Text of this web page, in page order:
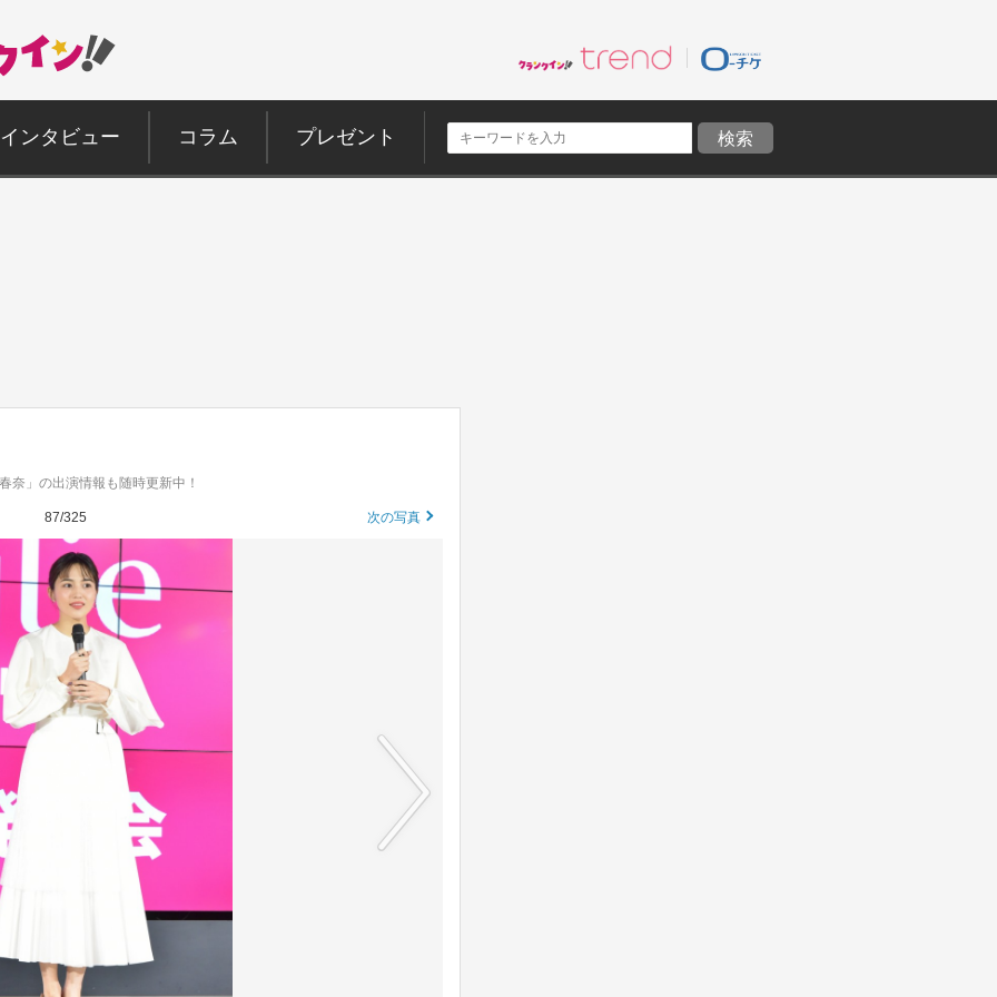
インタビュー コラム プレゼント
奈」の出演情報も随時更新中！
87/325 次の写真